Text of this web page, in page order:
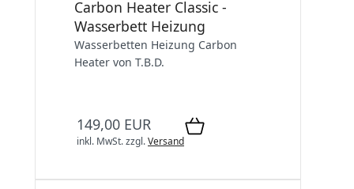
Carbon Heater Classic -
Wasserbett Heizung
Wasserbetten Heizung Carbon
Heater von T.B.D.
149,00 EUR
inkl. MwSt.zzgl.Versand